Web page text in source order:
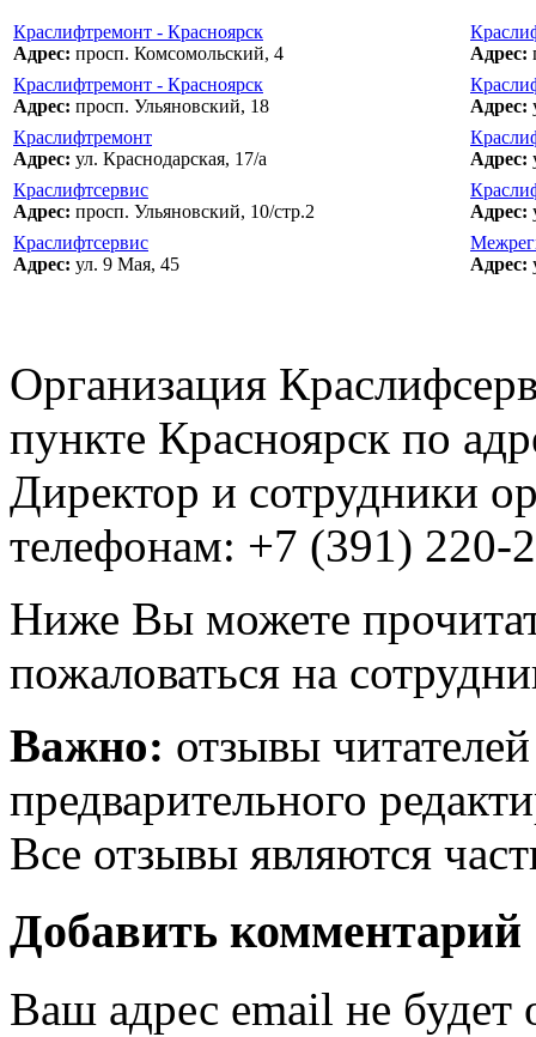
Краслифтремонт - Красноярск
Адрес: просп. Комсомольский, 4
Адрес:
Краслифтремонт - Красноярск
Адрес: просп. Ульяновский, 18
Адрес:
Краслифтремонт
Адрес: ул. Краснодарская, 17/а
Адрес:
Краслифтсервис
Адрес: просп. Ульяновский, 10/стр.2
Адрес:
Краслифтсервис
Адрес: ул. 9 Мая, 45
Адрес:
Организация
пункте Красноярск по
Директор и сотрудники
телефонам: +7 (391) 220-
Ниже Вы можете
пожаловаться на
Важно: отзывы
предварительного
Все отзывы являются
Добавить комментарий
Ваш адрес email не будет